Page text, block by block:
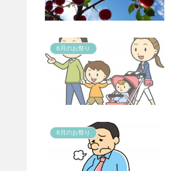
6月のお祭り
6月のお祭り